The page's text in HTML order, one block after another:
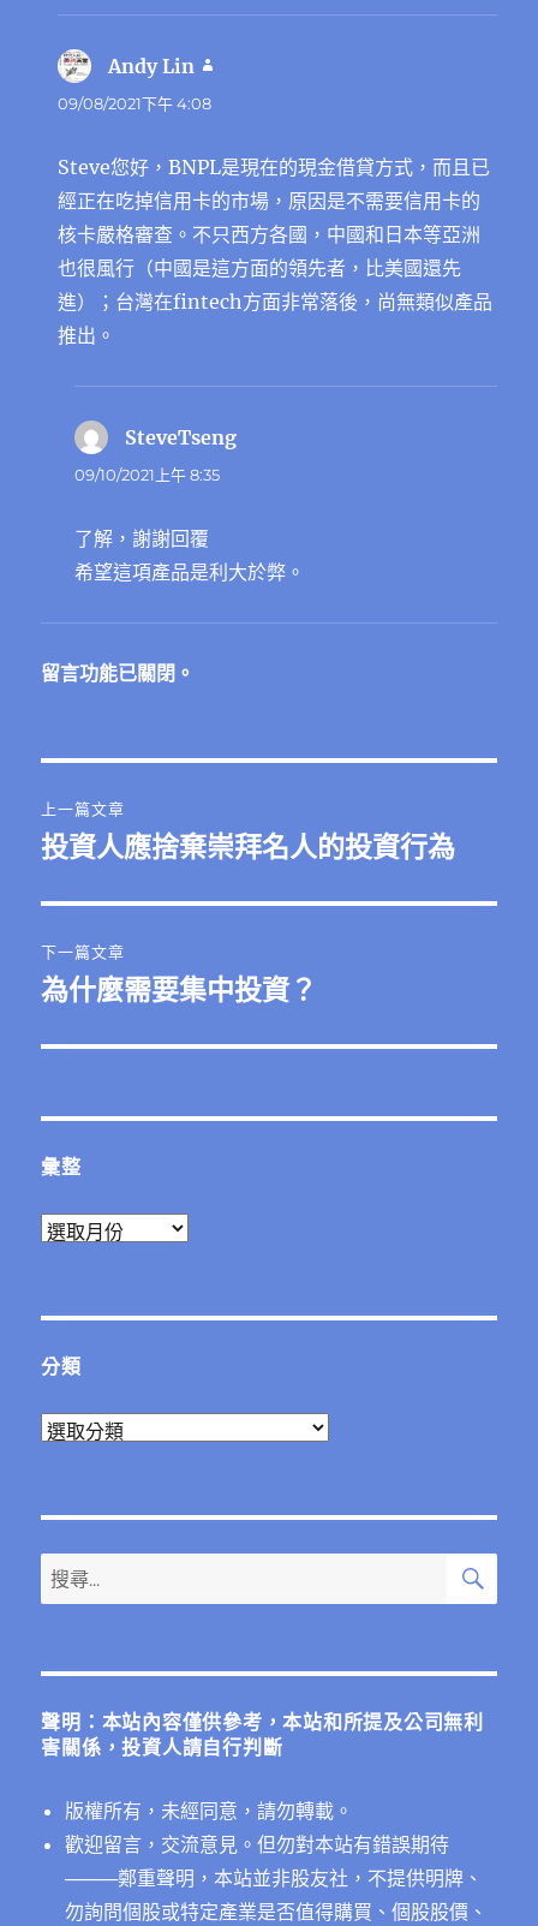
Andy Lin
09/08/2021下午 4:08
Steve您好，BNPL是現在的現金借貸方式，而且已
經正在吃掉信用卡的市場，原因是不需要信用卡的
核卡嚴格審查。不只西方各國，中國和日本等亞洲
也很風行（中國是這方面的領先者，比美國還先
進）；台灣在fintech方面非常落後，尚無類似產品
推出。
SteveTseng
09/10/2021上午 8:35
了解，謝謝回覆
希望這項產品是利大於弊。
留言功能已關閉。
章
覽
上一篇文章
上
篇
文
章:
投資人應捨棄崇拜名人的投資行為
下一篇文章
下
篇
章:
為什麼需要集中投資？
彙整
彙
分類
分
搜
尋
鍵
搜
聲明：本站內容僅供參考，本站和所提及公司無利
害關係，投資人請自行判斷
版權所有，未經同意，請勿轉載。
歡迎留言，交流意見。但勿對本站有錯誤期待
────鄭重聲明，本站並非股友社，不提供明牌、
勿詢問個股或特定產業是否值得購買、個股股價、